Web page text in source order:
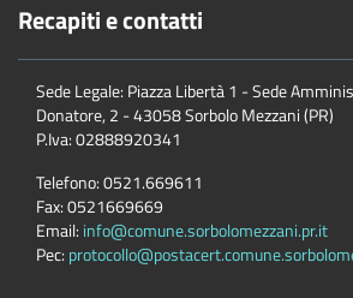
Recapiti e contatti
Sede Legale: Piazza Libertà 1 - Sede
Donatore, 2 - 43058 Sorbolo Mezzani (PR)
P.Iva:02888920341
Telefono:0521.669611
Fax:0521669669
Email: info@comune.sorbolomezzani.pr.it
Pec: